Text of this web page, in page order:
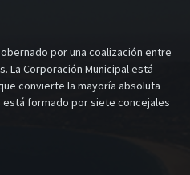
por una coalización entre
La Corporación Municipal está
convierte la mayoría absoluta
está formado por siete concejales